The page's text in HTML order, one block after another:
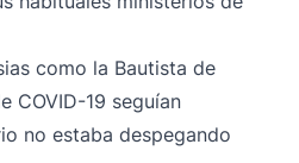
como la Bautista de
COVID-19 seguían
no estaba despegando